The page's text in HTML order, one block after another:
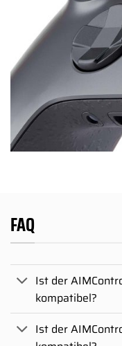
FAQ
Ist der
kompatibel?
Ist der